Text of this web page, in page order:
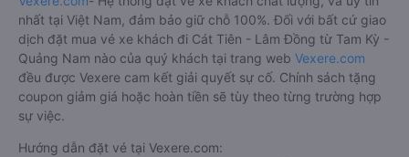
nhất tại Việt Nam, đảm bảo giữ chỗ 100%. Đối với bất cứ giao
dịch đặt mua vé xe khách đi Cát Tiên - Lâm Đồng từ Tam Kỳ -
Quảng Nam nào của quý khách tại trang web Vexere.com
đều được Vexere cam kết giải quyết sự cố. Chính sách tặng
coupon giảm giá hoặc hoàn tiền sẽ tùy theo từng trường hợp
sự việc.
Hướng dẫn đặt vé tại Vexere.com: